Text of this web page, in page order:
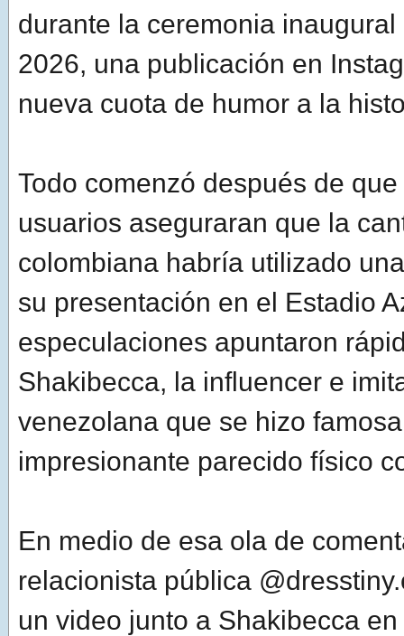
durante la ceremonia
2026, una publicación en
nueva cuota de humor a la
Todo comenzó después de
usuarios aseguraran que la
colombiana habría utilizado
su presentación en el Estadio
especulaciones apuntaron
Shakibecca, la influencer e
venezolana que se hizo
impresionante parecido físico
En medio de esa ola de
relacionista pública
un video junto a Shakibecca